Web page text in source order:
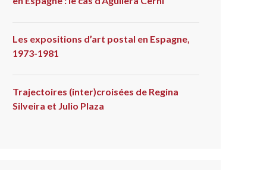
Les expositions d’art postal en Espagne,
1973-1981
Trajectoires (inter)croisées de Regina
Silveira et Julio Plaza